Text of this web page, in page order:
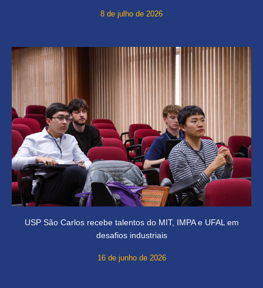
8 de julho de 2026
USP São Carlos recebe talentos do MIT, IMPA e UFAL em
desafios industriais
16 de junho de 2026